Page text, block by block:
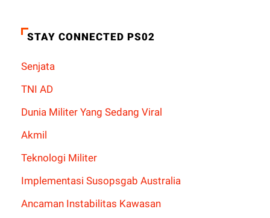
STAY CONNECTED PS02
Senjata
TNI AD
Dunia Militer Yang Sedang Viral
Akmil
Teknologi Militer
Implementasi Susopsgab Australia
Ancaman Instabilitas Kawasan